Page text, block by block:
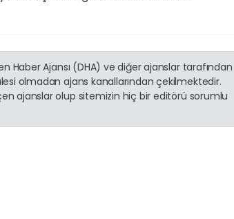
Haber Ajansı (DHA) ve diğer ajanslar tarafından
olmadan ajans kanallarından çekilmektedir.
ajanslar olup sitemizin hiç bir editörü sorumlu